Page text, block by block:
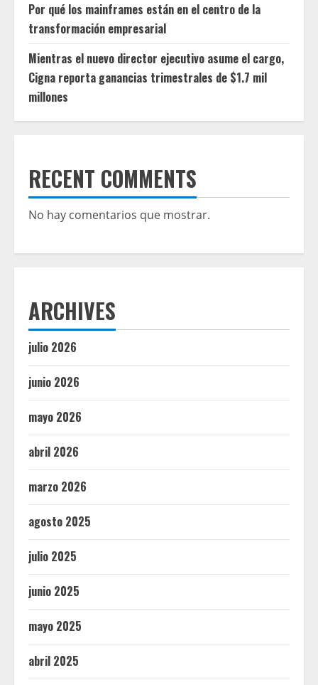
Por qué los mainframes están en el centro de la
transformación empresarial
Mientras el nuevo director ejecutivo asume el cargo,
Cigna reporta ganancias trimestrales de $1.7 mil
millones
RECENT COMMENTS
No hay comentarios que mostrar.
ARCHIVES
julio 2026
junio 2026
mayo 2026
abril 2026
marzo 2026
agosto 2025
julio 2025
junio 2025
mayo 2025
abril 2025